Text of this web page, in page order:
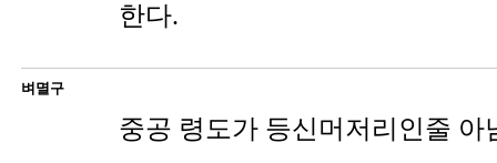
한다.
벼멸구
중공 령도가 등신머저리인줄 아